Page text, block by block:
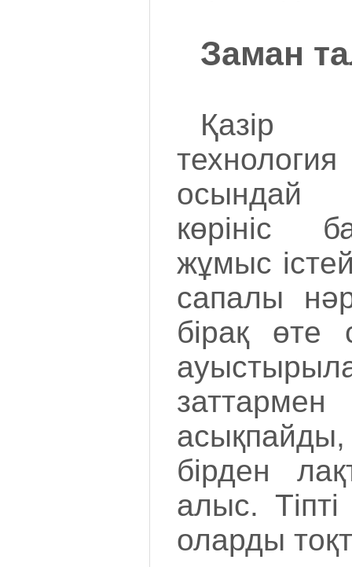
Заман
Қазір
осындай
көрініс
жұмыс
сапалы
бірақ өте
бірден
алыс.
оларды